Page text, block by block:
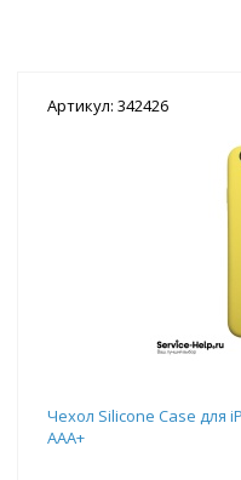
Артикул: 342426
Чехол Silicone Case для
AAA+